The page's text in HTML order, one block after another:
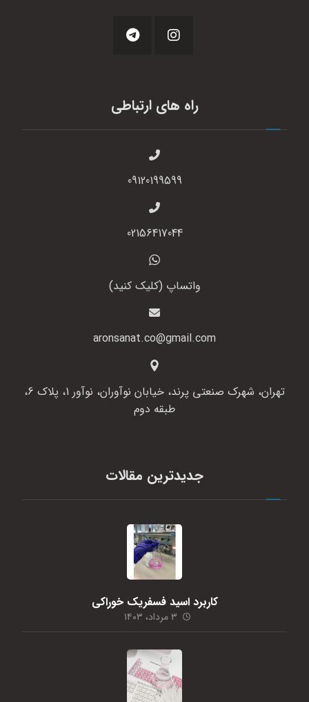
راه های ارتباطی
09120199599
02156417044
واتساپ (کلیک کنید)
aronsanat.co@gmail.com
تهران، شهرک صنعتی پرند، خیابان نوآوران، نوآور 1، پلاک 6،
طبقه دوم
جدیدترین مقالات
کاربرد اسید فسفریک خوراکی
۳ مرداد، ۱۴۰۳